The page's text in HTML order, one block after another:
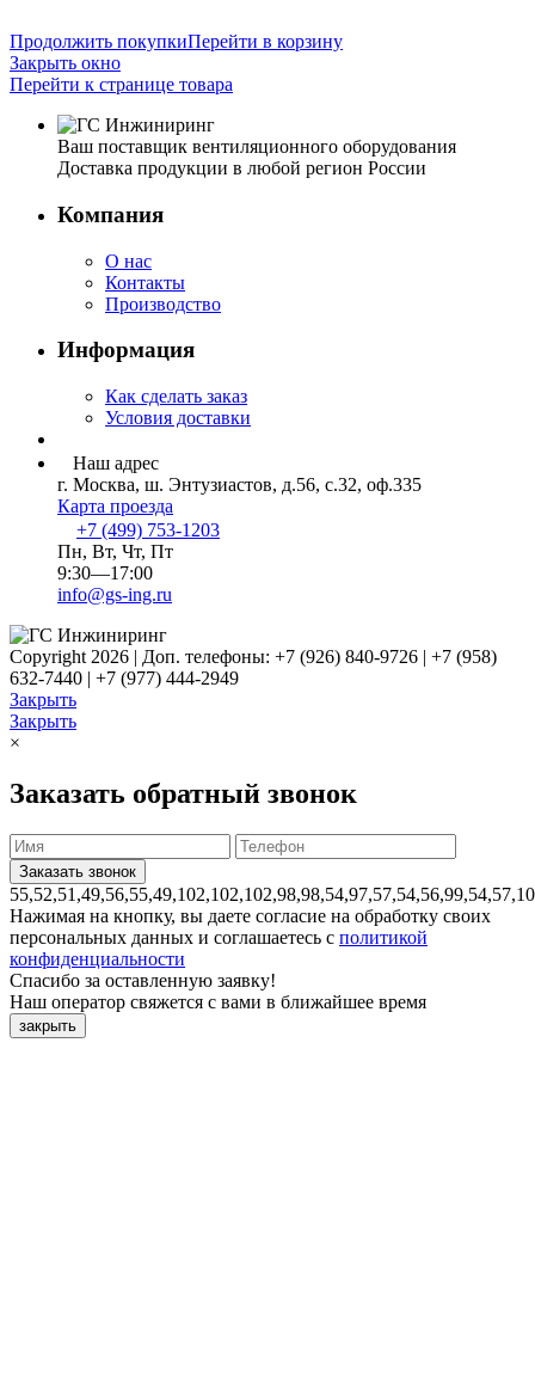
Продолжить покупкиПерейти в корзину
Закрыть окно
Перейти к странице товара
Ваш поставщик вентиляционного оборудования
Доставка продукции в любой регион России
Компания
О нас
Контакты
Производство
Информация
Как сделать заказ
Условия доставки
Наш адрес
г. Москва, ш. Энтузиастов, д.56, с.32, оф.335
Карта проезда
+7 (499) 753-1203
Пн, Вт, Чт, Пт
9:30—17:00
info@gs-ing.ru
Copyright 2026 | Доп. телефоны: +7 (926) 840-9726 | +7 (958)
632-7440 | +7 (977) 444-2949
Закрыть
Закрыть
×
Заказать обратный звонок
Нажимая на кнопку, вы даете согласие на обработку своих
персональных данных и соглашаетесь с политикой
конфиденциальности
Спасибо за оставленную заявку!
Наш оператор свяжется с вами в ближайшее время
закрыть